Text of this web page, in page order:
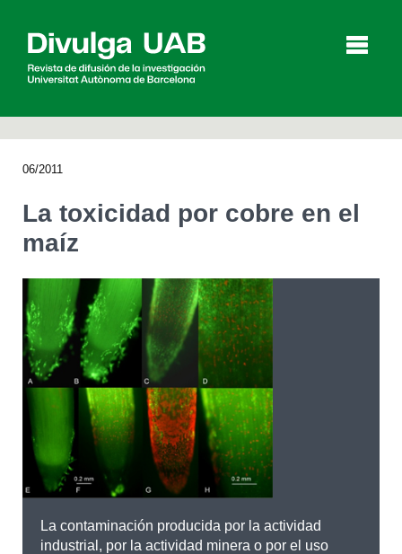
English Català
BUSCAR
06/2011
La toxicidad por cobre en el
maíz
La contaminación producida por la actividad
industrial, por la actividad minera o por el uso